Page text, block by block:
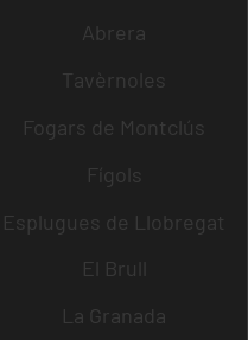
Abrera
Tavèrnoles
Fogars de Montclús
Fígols
Esplugues de Llobregat
El Brull
La Granada